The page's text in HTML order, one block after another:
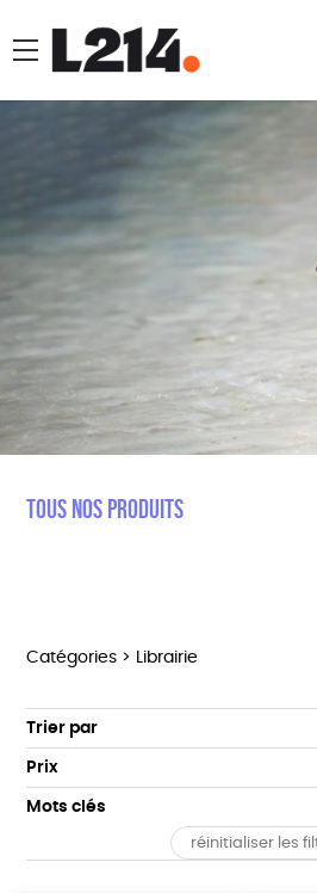
menu
Tous nos produits
Catégories > Librairie
MARCHE POUR LA FERMETURE DES
OUTILS MILITANTS
TRACTS
Trier par
Par défaut
Popularité
Prix : du - cher au + cher
Prix
Tous
50 € - 100 €
Mots clés
OEKO-Tex, PETA
réinitialiser les